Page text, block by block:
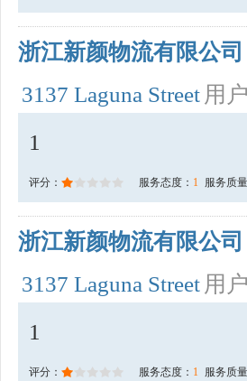
浙江新颜物流有限公司
3137 Laguna Street 用
1
评分： 服务态度： 1 服务质量
浙江新颜物流有限公司
3137 Laguna Street 用
1
评分： 服务态度： 1 服务质量